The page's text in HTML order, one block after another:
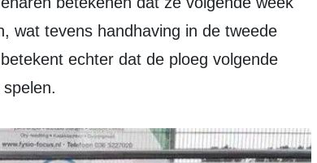
wat tevens handhaving in de tweede
echter dat de ploeg volgende